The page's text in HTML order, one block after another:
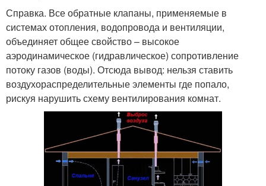
Справка. Все обратные клапаны, применяемые в
системах отопления, водопровода и вентиляции,
объединяет общее свойство – высокое
аэродинамическое (гидравлическое) сопротивление
потоку газов (воды). Отсюда вывод: нельзя ставить
воздухораспределительные элементы где попало,
рискуя нарушить схему вентилирования комнат.